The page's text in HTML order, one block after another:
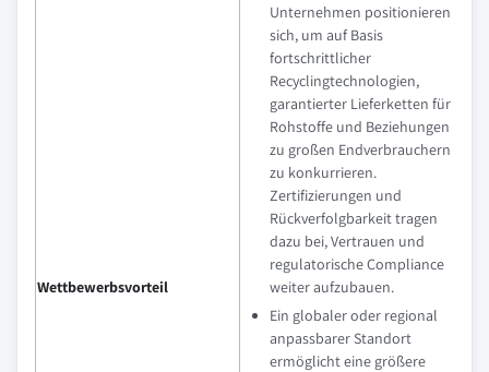
Wettbewerbsvorteil
Unternehmen positionieren
sich, um auf Basis
fortschrittlicher
Recyclingtechnologien,
garantierter Lieferketten für
Rohstoffe und Beziehungen
zu großen Endverbrauchern
zu konkurrieren.
Zertifizierungen und
Rückverfolgbarkeit tragen
dazu bei, Vertrauen und
regulatorische Compliance
weiter aufzubauen.
Ein globaler oder regional
anpassbarer Standort
ermöglicht eine größere